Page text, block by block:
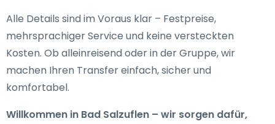
Alle Details sind im Voraus klar – Festpreise,
mehrsprachiger Service und keine versteckten
Kosten. Ob alleinreisend oder in der Gruppe, wir
machen Ihren Transfer einfach, sicher und
komfortabel.
Willkommen in Bad Salzuflen – wir sorgen dafür,